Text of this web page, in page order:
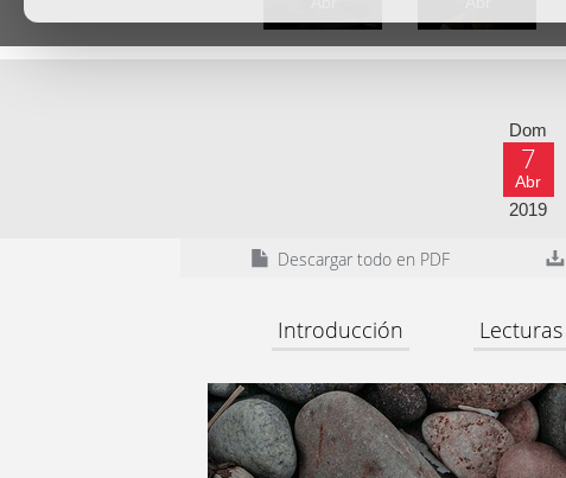
Dom
7
Abr
2019
Descargar todo en PDF
Introducción Lecturas